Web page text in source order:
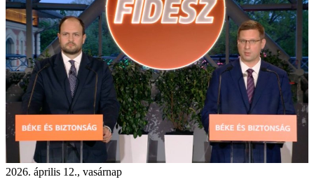
2026. április 12., vasárnap